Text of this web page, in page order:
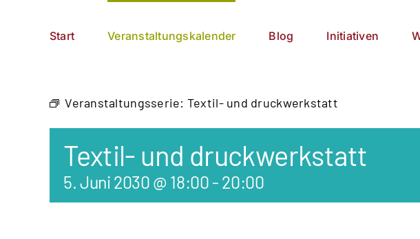
Start Veranstaltungskalender Blog Initiativen
Veranstaltungsserie: Textil- und druckwerkstatt
Textil- und druckwerkstatt
5. Juni 2030 @ 18:00 - 20:00